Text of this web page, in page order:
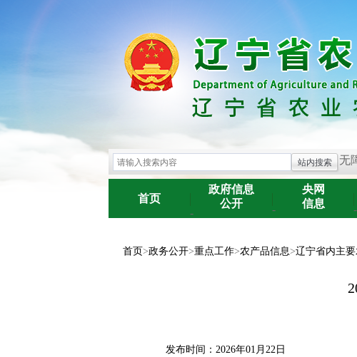
无
首页
-
政府信息
公开
-
央网
信息
-
首页>政务公开>重点工作>农产品信息>辽宁省内主
发布时间：2026年01月22日